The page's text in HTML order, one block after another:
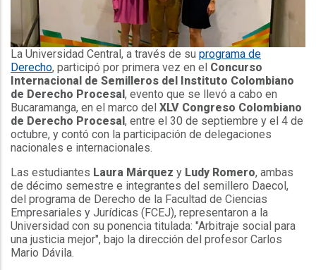
La Universidad Central, a través de su programa de
Derecho, participó por primera vez en el Concurso
Internacional de Semilleros del Instituto Colombiano
de Derecho Procesal , evento que se llevó a cabo en
Bucaramanga, en el marco del XLV Congreso Colombiano
de Derecho Procesal , entre el 30 de septiembre y el 4 de
octubre, y contó con la participación de delegaciones
nacionales e internacionales.
Las estudiantes Laura Márquez y Ludy Romero, ambas
de décimo semestre e integrantes del semillero Daecol,
del programa de Derecho de la Facultad de Ciencias
Empresariales y Jurídicas (FCEJ), representaron a la
Universidad con su ponencia titulada: "Arbitraje social para
una justicia mejor", bajo la dirección del profesor Carlos
Mario Dávila.